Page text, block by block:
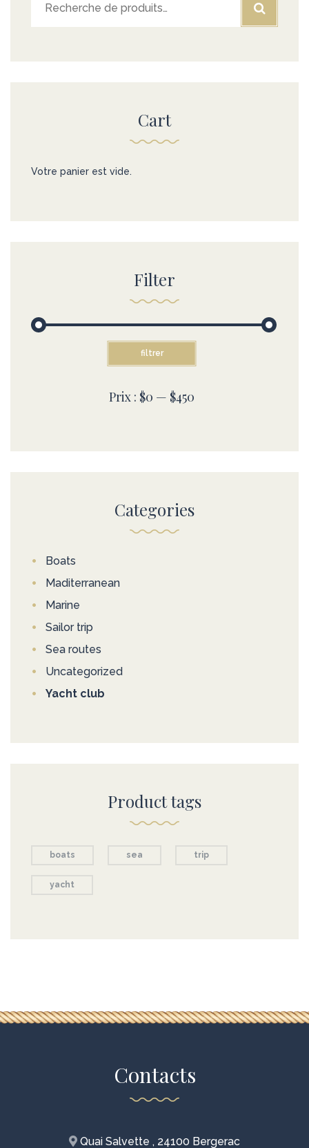
pour :
Cart
Votre panier est vide.
Filter
filtrer
Prix : $0 — $450
Categories
Boats
Maditerranean
Marine
Sailor trip
Sea routes
Uncategorized
Yacht club
Product tags
boats sea trip
yacht
Contacts
Quai Salvette , 24100 Bergerac